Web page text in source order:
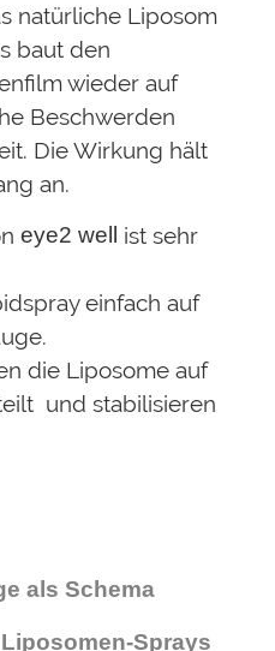
natürliche Liposom
baut den
wieder auf
Beschwerden
Die Wirkung hält
an.
eye2 well ist sehr
einfach auf
die Liposome auf
und stabilisieren